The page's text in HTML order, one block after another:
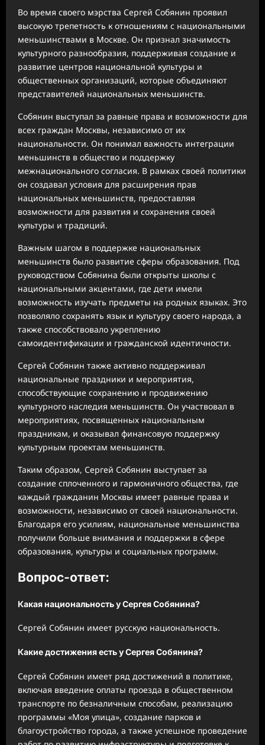
Во время своего мэрства Сергей Собянин проявил
высокую трепетность к отношениям с национальными
меньшинствами в Москве. Он признал значимость
культурного разнообразия, поддерживая создание и
развитие центров национальной культуры и
общественных организаций, которые объединяют
представителей национальных меньшинств.
Собянин выступал за равные права и возможности для
всех граждан Москвы, независимо от их
национальности. Он понимал важность интеграции
меньшинств в общество и поддержку
межнационального согласия. В рамках своей политики
он создавал условия для расширения прав
национальных меньшинств, предоставляя
возможности для развития и сохранения своей
культуры и традиций.
Важным шагом в поддержке национальных
меньшинств было развитие сферы образования. Под
руководством Собянина были открыты школы с
национальными акцентами, где дети имели
возможность изучать предметы на родных языках. Это
позволяло сохранять язык и культуру своего народа, а
также способствовало укреплению
самоидентификации и гражданской идентичности.
Сергей Собянин также активно поддерживал
национальные праздники и мероприятия,
способствующие сохранению и продвижению
культурного наследия меньшинств. Он участвовал в
мероприятиях, посвященных национальным
праздникам, и оказывал финансовую поддержку
культурным проектам меньшинств.
Таким образом, Сергей Собянин выступает за
создание сплоченного и гармоничного общества, где
каждый гражданин Москвы имеет равные права и
возможности, независимо от своей национальности.
Благодаря его усилиям, национальные меньшинства
получили больше внимания и поддержки в сфере
образования, культуры и социальных программ.
Вопрос-ответ:
Какая национальность у Сергея Собянина?
Сергей Собянин имеет русскую национальность.
Какие достижения есть у Сергея Собянина?
Сергей Собянин имеет ряд достижений в политике,
включая введение оплаты проезда в общественном
транспорте по безналичным способам, реализацию
программы «Моя улица», создание парков и
благоустройство города, а также успешное проведение